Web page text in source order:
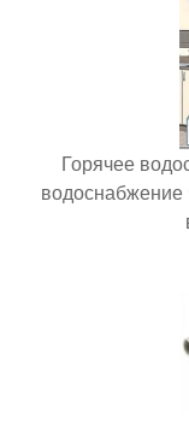
Горячее
водоснабжение